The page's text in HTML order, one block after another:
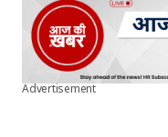
Advertisement